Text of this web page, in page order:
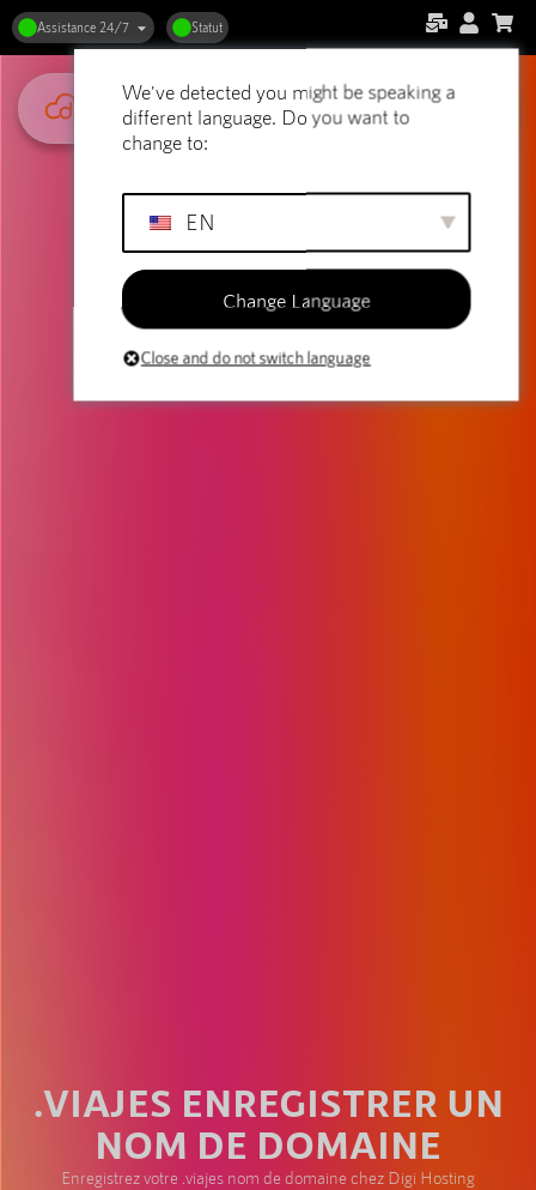
Assistance 24/7 Statut
.VIAJES ENREGISTRER UN
NOM DE DOMAINE
Enregistrez votre .viajes nom de domaine chez Digi Hosting
We've detected you might be speaking a
different language. Do you want to
change to:
EN
Change Language
Close and do not switch language